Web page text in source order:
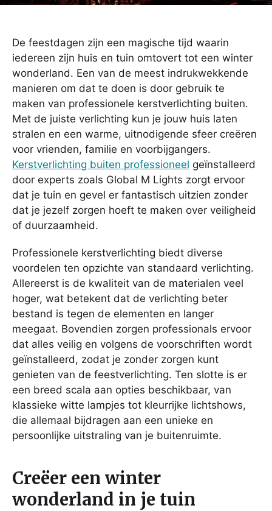
De feestdagen zijn een magische tijd waarin
iedereen zijn huis en tuin omtovert tot een winter
wonderland. Een van de meest indrukwekkende
manieren om dat te doen is door gebruik te
maken van professionele kerstverlichting buiten.
Met de juiste verlichting kun je jouw huis laten
stralen en een warme, uitnodigende sfeer creëren
voor vrienden, familie en voorbijgangers.
Kerstverlichting buiten professioneel geïnstalleerd
door experts zoals Global M Lights zorgt ervoor
dat je tuin en gevel er fantastisch uitzien zonder
dat je jezelf zorgen hoeft te maken over veiligheid
of duurzaamheid.
Professionele kerstverlichting biedt diverse
voordelen ten opzichte van standaard verlichting.
Allereerst is de kwaliteit van de materialen veel
hoger, wat betekent dat de verlichting beter
bestand is tegen de elementen en langer
meegaat. Bovendien zorgen professionals ervoor
dat alles veilig en volgens de voorschriften wordt
geïnstalleerd, zodat je zonder zorgen kunt
genieten van de feestverlichting. Ten slotte is er
een breed scala aan opties beschikbaar, van
klassieke witte lampjes tot kleurrijke lichtshows,
die allemaal bijdragen aan een unieke en
persoonlijke uitstraling van je buitenruimte.
Creëer een winter
wonderland in je tuin